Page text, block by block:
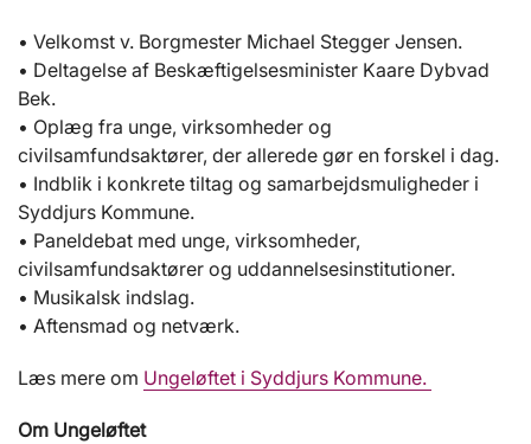
• Velkomst v. Borgmester Michael Stegger Jensen.
• Deltagelse af Beskæftigelsesminister Kaare Dybvad
Bek.
• Oplæg fra unge, virksomheder og
civilsamfundsaktører, der allerede gør en forskel i dag.
• Indblik i konkrete tiltag og samarbejdsmuligheder i
Syddjurs Kommune.
• Paneldebat med unge, virksomheder,
civilsamfundsaktører og uddannelsesinstitutioner.
• Musikalsk indslag.
• Aftensmad og netværk.
Læs mere om Ungeløftet i Syddjurs Kommune.
Om Ungeløftet